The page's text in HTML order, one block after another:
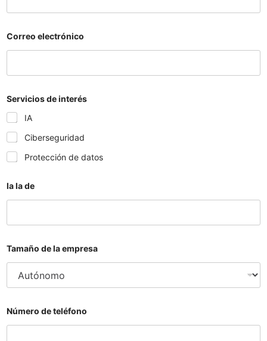
Correo electrónico
Servicios de interés
IA
Ciberseguridad
Protección de datos
la la de
Tamaño de la empresa
Número de teléfono